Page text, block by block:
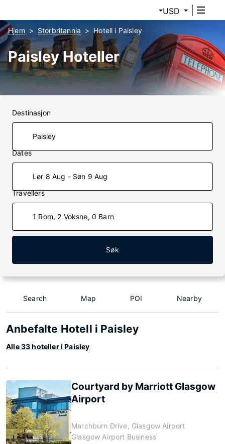
USD
Hjem Storbritannia Hotell i Paisley
Paisley Hoteller
Destinasjon
Dates
Lør 8 Aug - Søn 9 Aug
Travellers
1 Rom, 2 Voksne, 0 Barn
Søk
Search Map POI Nearby
Anbefalte Hotell i Paisley
Alle 33 hoteller i Paisley
Courtyard by Marriott Glasgow
Airport
Marchburn Drive, Glasgow Airport
Glasgow Airport Business